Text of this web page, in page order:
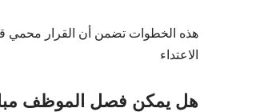
هذه الخطوات تضمن أن القرار محمي
الاعتداء
هل يمكن فصل الموظف